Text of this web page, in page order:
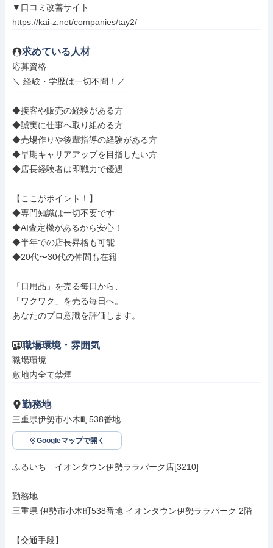
▼口コミ改善サイト
https://kai-z.net/companies/tay2/
求めている人材
応募資格
＼ 経験・学歴は一切不問！／
￣￣￣￣￣￣￣￣￣￣￣￣￣￣
◆接客や販売の経験がある方
◆誠実に仕事へ取り組める方
◆売場作りや後輩指導の経験がある方
◆早期キャリアアップを目指したい方
◆店長経験者は即戦力で優遇
【ここがポイント！】
◆専門知識は一切不要です
◆AI査定機があるから安心！
◆半年での店長昇格も可能
◆20代〜30代の仲間も在籍
「日用品」を売る毎日から、
「ワクワク」を売る毎日へ。
あなたのプロ意識を評価します。
職場環境・雰囲気
職場環境
敷地内全て禁煙
勤務地
三重県伊勢市小木町538番地
Googleマップで開く
ふるいち　イオンタウン伊勢ララパーク店[3210]
勤務地
三重県 伊勢市小木町538番地 イオンタウン伊勢ララパーク 2階
【交通手段】